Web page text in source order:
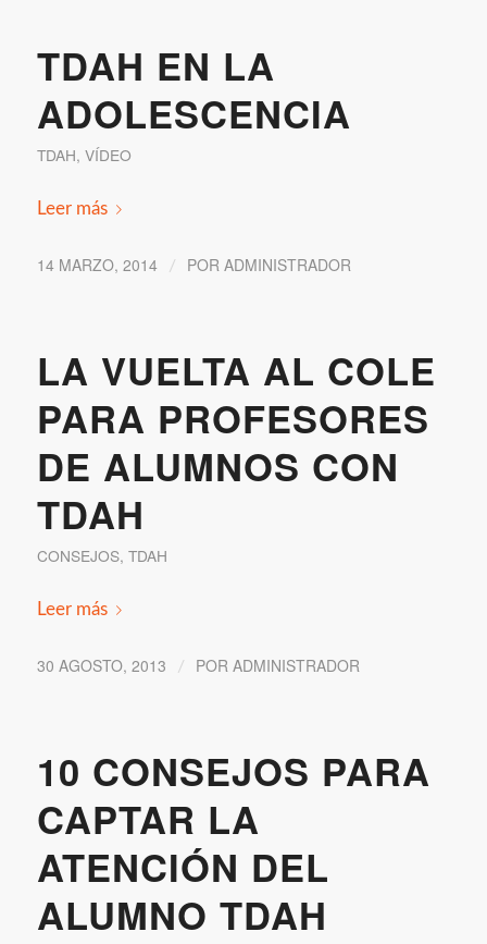
TDAH EN LA
ADOLESCENCIA
TDAH, VÍDEO
Leer más
14 MARZO, 2014 / POR ADMINISTRADOR
LA VUELTA AL COLE
PARA PROFESORES
DE ALUMNOS CON
TDAH
CONSEJOS, TDAH
Leer más
30 AGOSTO, 2013 / POR ADMINISTRADOR
10 CONSEJOS PARA
CAPTAR LA
ATENCIÓN DEL
ALUMNO TDAH